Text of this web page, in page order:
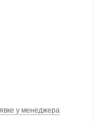
у менеджера